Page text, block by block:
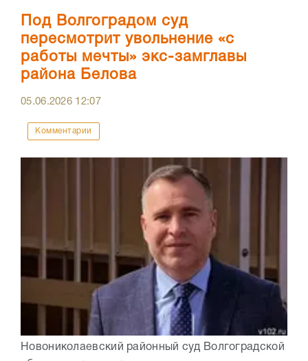
Под Волгоградом суд
пересмотрит увольнение «с
работы мечты» экс-замглавы
района Белова
05.06.2026 12:07
Комментарии
Новониколаевский районный суд Волгоградской